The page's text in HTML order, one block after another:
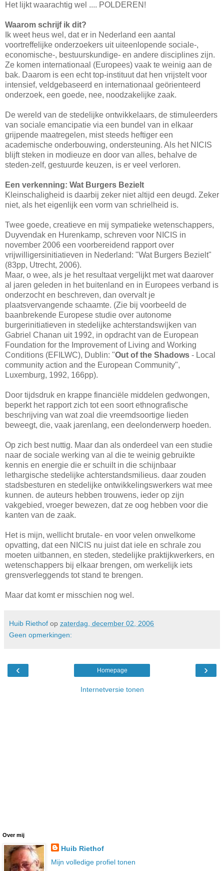
Het lijkt waarachtig wel .... POLDEREN!
Waarom schrijf ik dit?
Ik weet heus wel, dat er in Nederland een aantal
voortreffelijke onderzoekers uit uiteenlopende sociale-,
economische-, bestuurskundige- en andere disciplines zijn.
Ze komen internationaal (Europees) vaak te weinig aan de
bak. Daarom is een echt top-instituut dat hen vrijstelt voor
intensief, veldgebaseerd en internationaal geörienteerd
onderzoek, een goede, nee, noodzakelijke zaak.
De wereld van de stedelijke ontwikkelaars, de stimuleerders
van sociale emancipatie via een bundel van in elkaar
grijpende maatregelen, mist steeds heftiger een
academische onderbouwing, ondersteuning. Als het NICIS
blijft steken in modieuze en door van alles, behalve de
steden-zelf, gestuurde keuzen, is er veel verloren.
Een verkenning: Wat Burgers Bezielt
Kleinschaligheid is daarbij zeker niet altijd een deugd. Zeker
niet, als het eigenlijk een vorm van schrielheid is.
Twee goede, creatieve en mij sympatieke wetenschappers,
Duyvendak en Hurenkamp, schreven voor NICIS in
november 2006 een voorbereidend rapport over
vrijwilligersinitiatieven in Nederland: "Wat Burgers Bezielt"
(83pp, Utrecht, 2006).
Maar, o wee, als je het resultaat vergelijkt met wat daarover
al jaren geleden in het buitenland en in Europees verband is
onderzocht en beschreven, dan overvalt je
plaatsvervangende schaamte. (Zie bij voorbeeld de
baanbrekende Europese studie over autonome
burgerinitiatieven in stedelijke achterstandswijken van
Gabriel Chanan uit 1992, in opdracht van de European
Foundation for the Improvement of Living and Working
Conditions (EFILWC), Dublin: "Out of the Shadows - Local
community action and the European Community",
Luxemburg, 1992, 166pp).
Door tijdsdruk en krappe financiële middelen gedwongen,
beperkt het rapport zich tot een soort ethnografische
beschrijving van wat zoal die vreemdsoortige lieden
beweegt, die, vaak jarenlang, een deelonderwerp hoeden.
Op zich best nuttig. Maar dan als onderdeel van een studie
naar de sociale werking van al die te weinig gebruikte
kennis en energie die er schuilt in die schijnbaar
lethargische stedelijke achterstandsmilieus. daar zouden
stadsbesturen en stedelijke ontwikkelingswerkers wat mee
kunnen. de auteurs hebben trouwens, ieder op zijn
vakgebied, vroeger bewezen, dat ze oog hebben voor die
kanten van de zaak.
Het is mijn, wellicht brutale- en voor velen onwelkome
opvatting, dat een NICIS nu juist dat iele en schrale zou
moeten uitbannen, en steden, stedelijke praktijkwerkers, en
wetenschappers bij elkaar brengen, om werkelijk iets
grensverleggends tot stand te brengen.
Maar dat komt er misschien nog wel.
Huib Riethof op zaterdag, december 02, 2006
Geen opmerkingen:
‹ ›
Homepage
Internetversie tonen
Over mij
Huib Riethof
Mijn volledige profiel tonen